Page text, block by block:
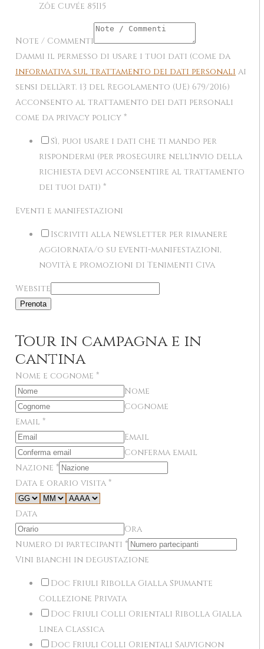
Zôe Cuvée 85I15
Note / Commenti
Dammi il permesso di usare i tuoi dati (come da
informativa sul trattamento dei dati personali ai
sensi dell'art. 13 del Regolamento (UE) 679/2016)
Acconsento al trattamento dei dati personali
come da privacy policy *
Sì, puoi usare i dati che ti mando per
rispondermi (per proseguire nell'invio della
richiesta devi acconsentire al trattamento
dei tuoi dati) *
Eventi e manifestazioni
Iscriviti alla Newsletter per rimanere
aggiornata/o su eventi-manifestazioni,
novità e promozioni di Tenimenti Civa
Website
Prenota
Tour in campagna e in
cantina
Nome e cognome *
Nome
Cognome
Email *
Email
Conferma email
Nazione *
Data e orario visita *
Data
Ora
Numero di partecipanti *
Vini bianchi in degustazione
Doc Friuli Ribolla Gialla Spumante
Collezione Privata
Doc Friuli Colli Orientali Ribolla Gialla
Linea Classica
Doc Friuli Colli Orientali Sauvignon